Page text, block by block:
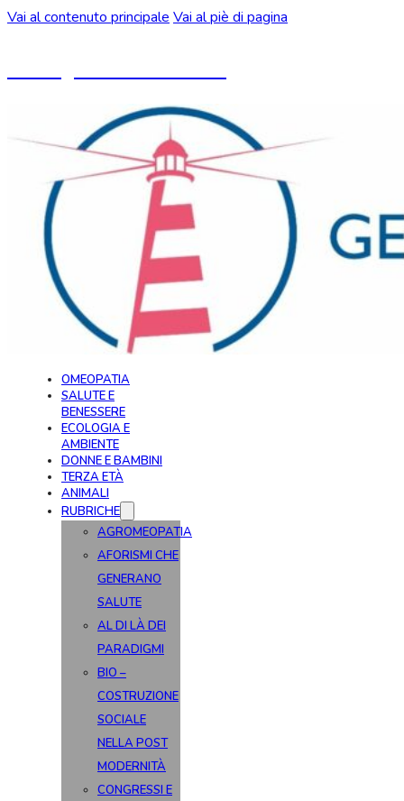
Vai al contenuto principale Vai al piè di pagina
OMEOPATIA
SALUTE E
BENESSERE
ECOLOGIA E
AMBIENTE
DONNE E BAMBINI
TERZA ETÀ
ANIMALI
RUBRICHE
AGROMEOPATIA
AFORISMI CHE
GENERANO
SALUTE
AL DI LÀ DEI
PARADIGMI
BIO –
COSTRUZIONE
SOCIALE
NELLA POST
MODERNITÀ
CONGRESSI E